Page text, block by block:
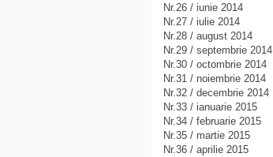
Nr.26 / iunie 2014
Nr.27 / iulie 2014
Nr.28 / august 2014
Nr.29 / septembrie 2014
Nr.30 / octombrie 2014
Nr.31 / noiembrie 2014
Nr.32 / decembrie 2014
Nr.33 / ianuarie 2015
Nr.34 / februarie 2015
Nr.35 / martie 2015
Nr.36 / aprilie 2015